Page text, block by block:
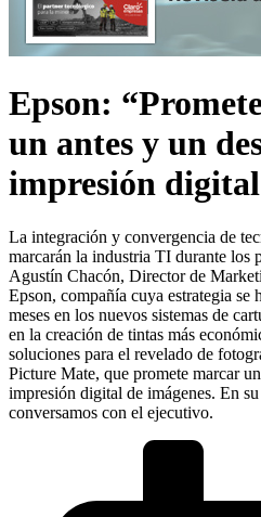
Epson:
un antes y un
impresión digital
La integración y convergencia de
marcarán la industria TI durante los
Agustín Chacón, Director de
Epson, compañía cuya estrategia se
meses en los nuevos sistemas de
en la creación de tintas más
soluciones para el revelado de
Picture Mate, que promete marcar
impresión digital de imágenes. En
conversamos con el ejecutivo.